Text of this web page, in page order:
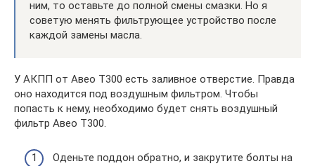
ним, то оставьте до полной смены смазки. Но я
советую менять фильтрующее устройство после
каждой замены масла.
У АКПП от Авео Т300 есть заливное отверстие. Правда
оно находится под воздушным фильтром. Чтобы
попасть к нему, необходимо будет снять воздушный
фильтр Авео Т300.
Оденьте поддон обратно, и закрутите болты на